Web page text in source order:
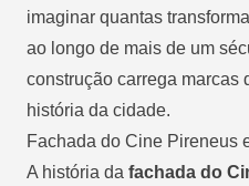
imaginar quantas
ao longo de mais de um
construção carrega marcas
história da cidade.
Fachada do Cine Pireneus
A história da fachada do